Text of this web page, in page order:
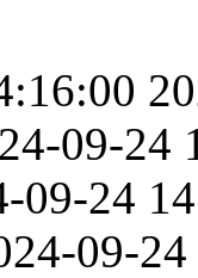
09-24
09-24
09-